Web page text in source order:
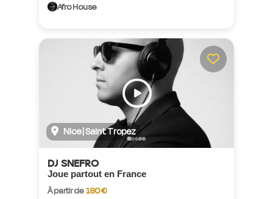
Afro House
Nice | Saint Tropez
DJ SNEFRO
Joue partout en France
À partir de 180 €